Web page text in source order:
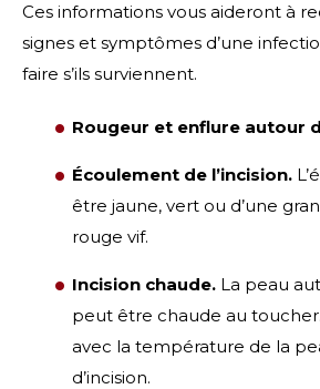
Ces informations vous aideront à
signes et symptômes d’une
faire s’ils surviennent.
Rougeur et enflure autour
Écoulement de l’incision.
être jaune, vert ou d’une
rouge vif.
Incision chaude. La peau
peut être chaude au
avec la température de la
d’incision.